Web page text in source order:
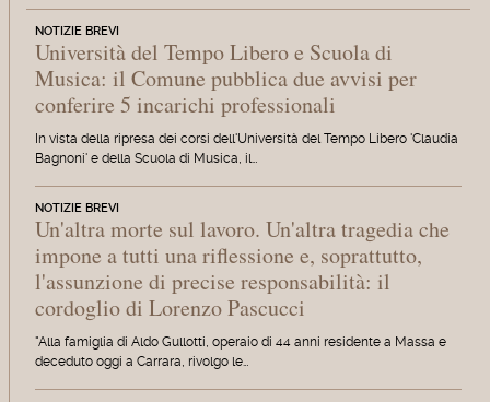
NOTIZIE BREVI
Università del Tempo Libero e Scuola di
Musica: il Comune pubblica due avvisi per
conferire 5 incarichi professionali
In vista della ripresa dei corsi dell'Università del Tempo Libero 'Claudia
Bagnoni' e della Scuola di Musica, il…
NOTIZIE BREVI
Un'altra morte sul lavoro. Un'altra tragedia che
impone a tutti una riflessione e, soprattutto,
l'assunzione di precise responsabilità: il
cordoglio di Lorenzo Pascucci
"Alla famiglia di Aldo Gullotti, operaio di 44 anni residente a Massa e
deceduto oggi a Carrara, rivolgo le…